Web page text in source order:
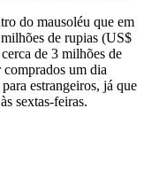
do mausoléu que em
de rupias (US$
de 3 mi­lhões de
comprados um dia
estrangeiros, já que
sextas-feiras.